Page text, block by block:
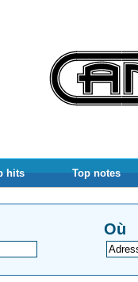
hits Top notes
Où